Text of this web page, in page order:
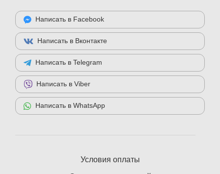
Написать в Facebook
Написать в Вконтакте
Написать в Telegram
Написать в Viber
Написать в WhatsApp
Условия оплаты